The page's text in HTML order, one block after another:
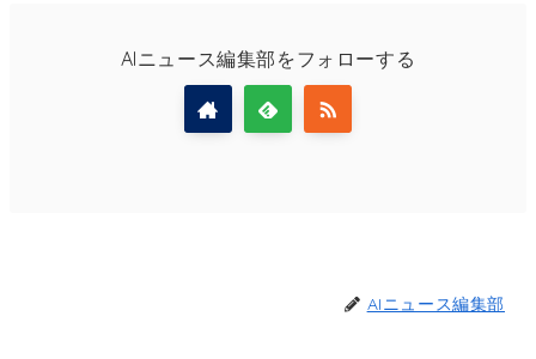
AIニュース編集部をフォローする
AIニュース編集部